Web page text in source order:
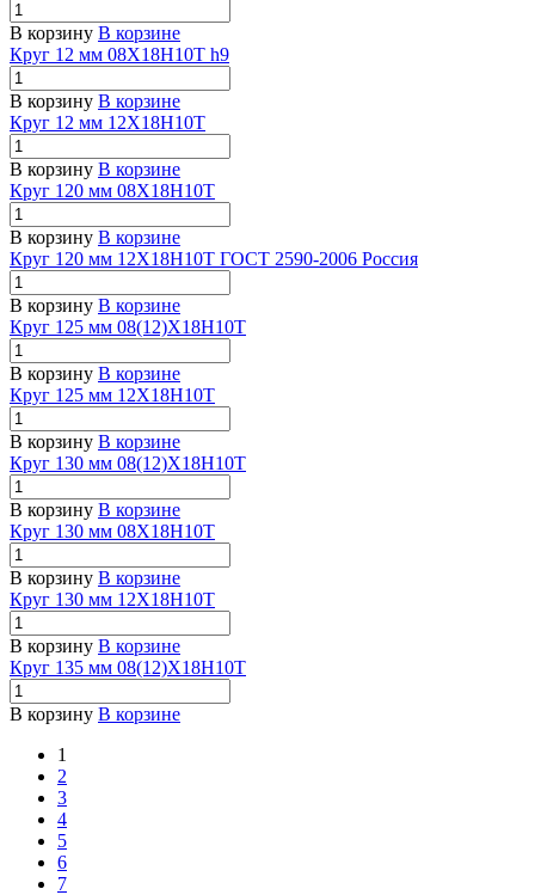
В корзину В корзине
Круг 12 мм 08Х18Н10Т h9
В корзину В корзине
Круг 12 мм 12Х18Н10Т
В корзину В корзине
Круг 120 мм 08Х18Н10Т
В корзину В корзине
Круг 120 мм 12Х18Н10Т ГОСТ 2590-2006 Россия
В корзину В корзине
Круг 125 мм 08(12)Х18Н10Т
В корзину В корзине
Круг 125 мм 12Х18Н10Т
В корзину В корзине
Круг 130 мм 08(12)Х18Н10Т
В корзину В корзине
Круг 130 мм 08Х18Н10Т
В корзину В корзине
Круг 130 мм 12Х18Н10Т
В корзину В корзине
Круг 135 мм 08(12)Х18Н10Т
В корзину В корзине
1
2
3
4
5
6
7